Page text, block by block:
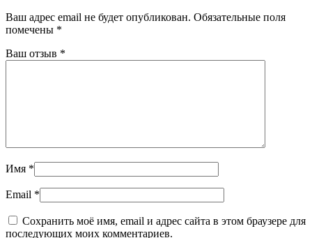
Ваш адрес email не будет опубликован. Обязательные поля
помечены *
Ваш отзыв *
Имя *
Email *
Сохранить моё имя, email и адрес сайта в этом браузере для
последующих моих комментариев.